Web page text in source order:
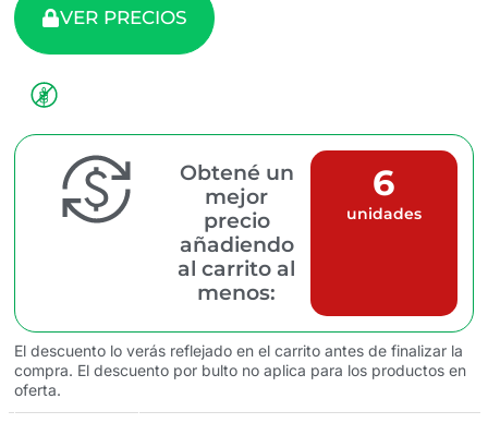
VER PRECIOS
Obtené un
mejor
precio
añadiendo
al carrito al
menos:
6
unidades
El descuento lo verás reflejado en el carrito antes de finalizar la
compra. El descuento por bulto no aplica para los productos en
oferta.